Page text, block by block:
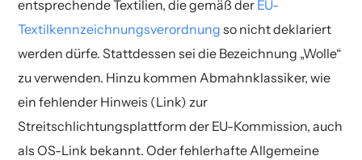
entsprechende Textilien, die gemäß der EU-
Textilkennzeichnungsverordnung so nicht deklariert
werden dürfe. Stattdessen sei die Bezeichnung „Wolle“
zu verwenden. Hinzu kommen Abmahnklassiker, wie
ein fehlender Hinweis (Link) zur
Streitschlichtungsplattform der EU-Kommission, auch
als OS-Link bekannt. Oder fehlerhafte Allgemeine